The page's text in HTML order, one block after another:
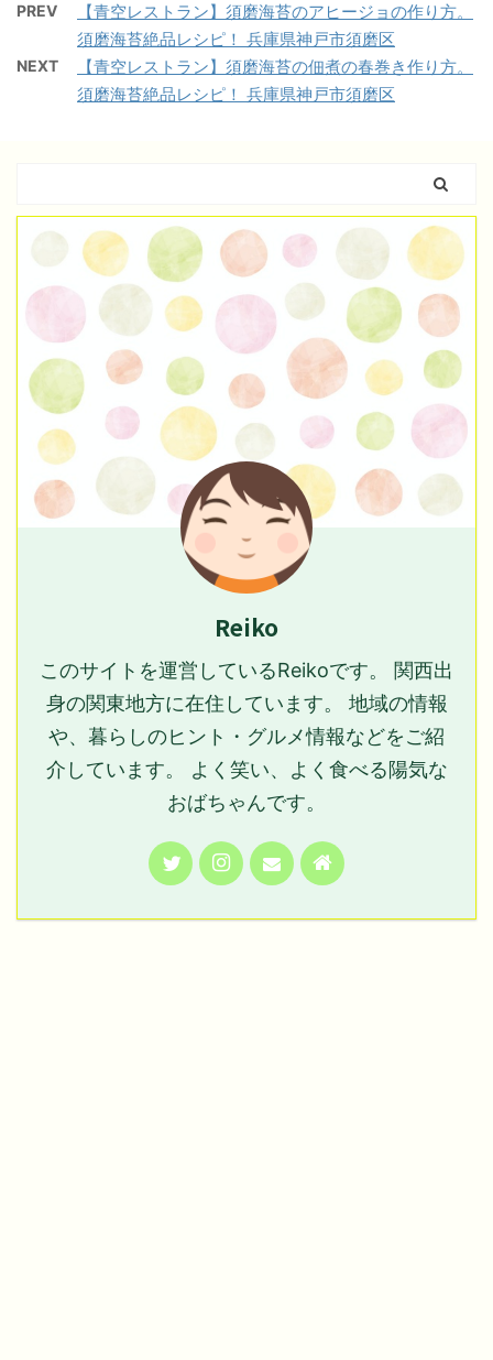
PREV
【青空レストラン】須磨海苔のアヒージョの作り方。
須磨海苔絶品レシピ！ 兵庫県神戸市須磨区
NEXT
【青空レストラン】須磨海苔の佃煮の春巻き作り方。
須磨海苔絶品レシピ！ 兵庫県神戸市須磨区
Reiko
このサイトを運営しているReikoです。 関西出
身の関東地方に在住しています。 地域の情報
や、暮らしのヒント・グルメ情報などをご紹
介しています。 よく笑い、よく食べる陽気な
おばちゃんです。